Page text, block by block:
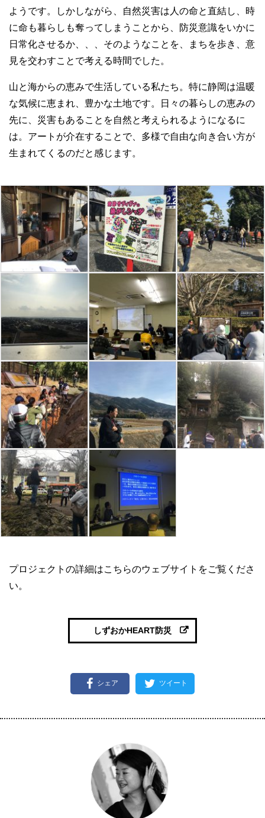
ようです。しかしながら、自然災害は人の命と直結し、時
に命も暮らしも奪ってしまうことから、防災意識をいかに
日常化させるか、、、そのようなことを、まちを歩き、意
見を交わすことで考える時間でした。
山と海からの恵みで生活している私たち。特に静岡は温暖
な気候に恵まれ、豊かな土地です。日々の暮らしの恵みの
先に、災害もあることを自然と考えられるようになるに
は。アートが介在することで、多様で自由な向き合い方が
生まれてくるのだと感じます。
プロジェクトの詳細はこちらのウェブサイトをご覧くださ
い。
しずおかHEART防災
シェア ツイート